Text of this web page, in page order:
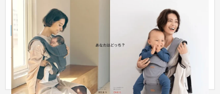
ヒップシートキャリア 株式会社アスコン
ECサイト ベビー・キッズ
デザイン会社様と連携して、既存のShopifyテーマやアプリの機
能では実現が難しい内容も含め、オリジナルデザインのECサイ
トを実...